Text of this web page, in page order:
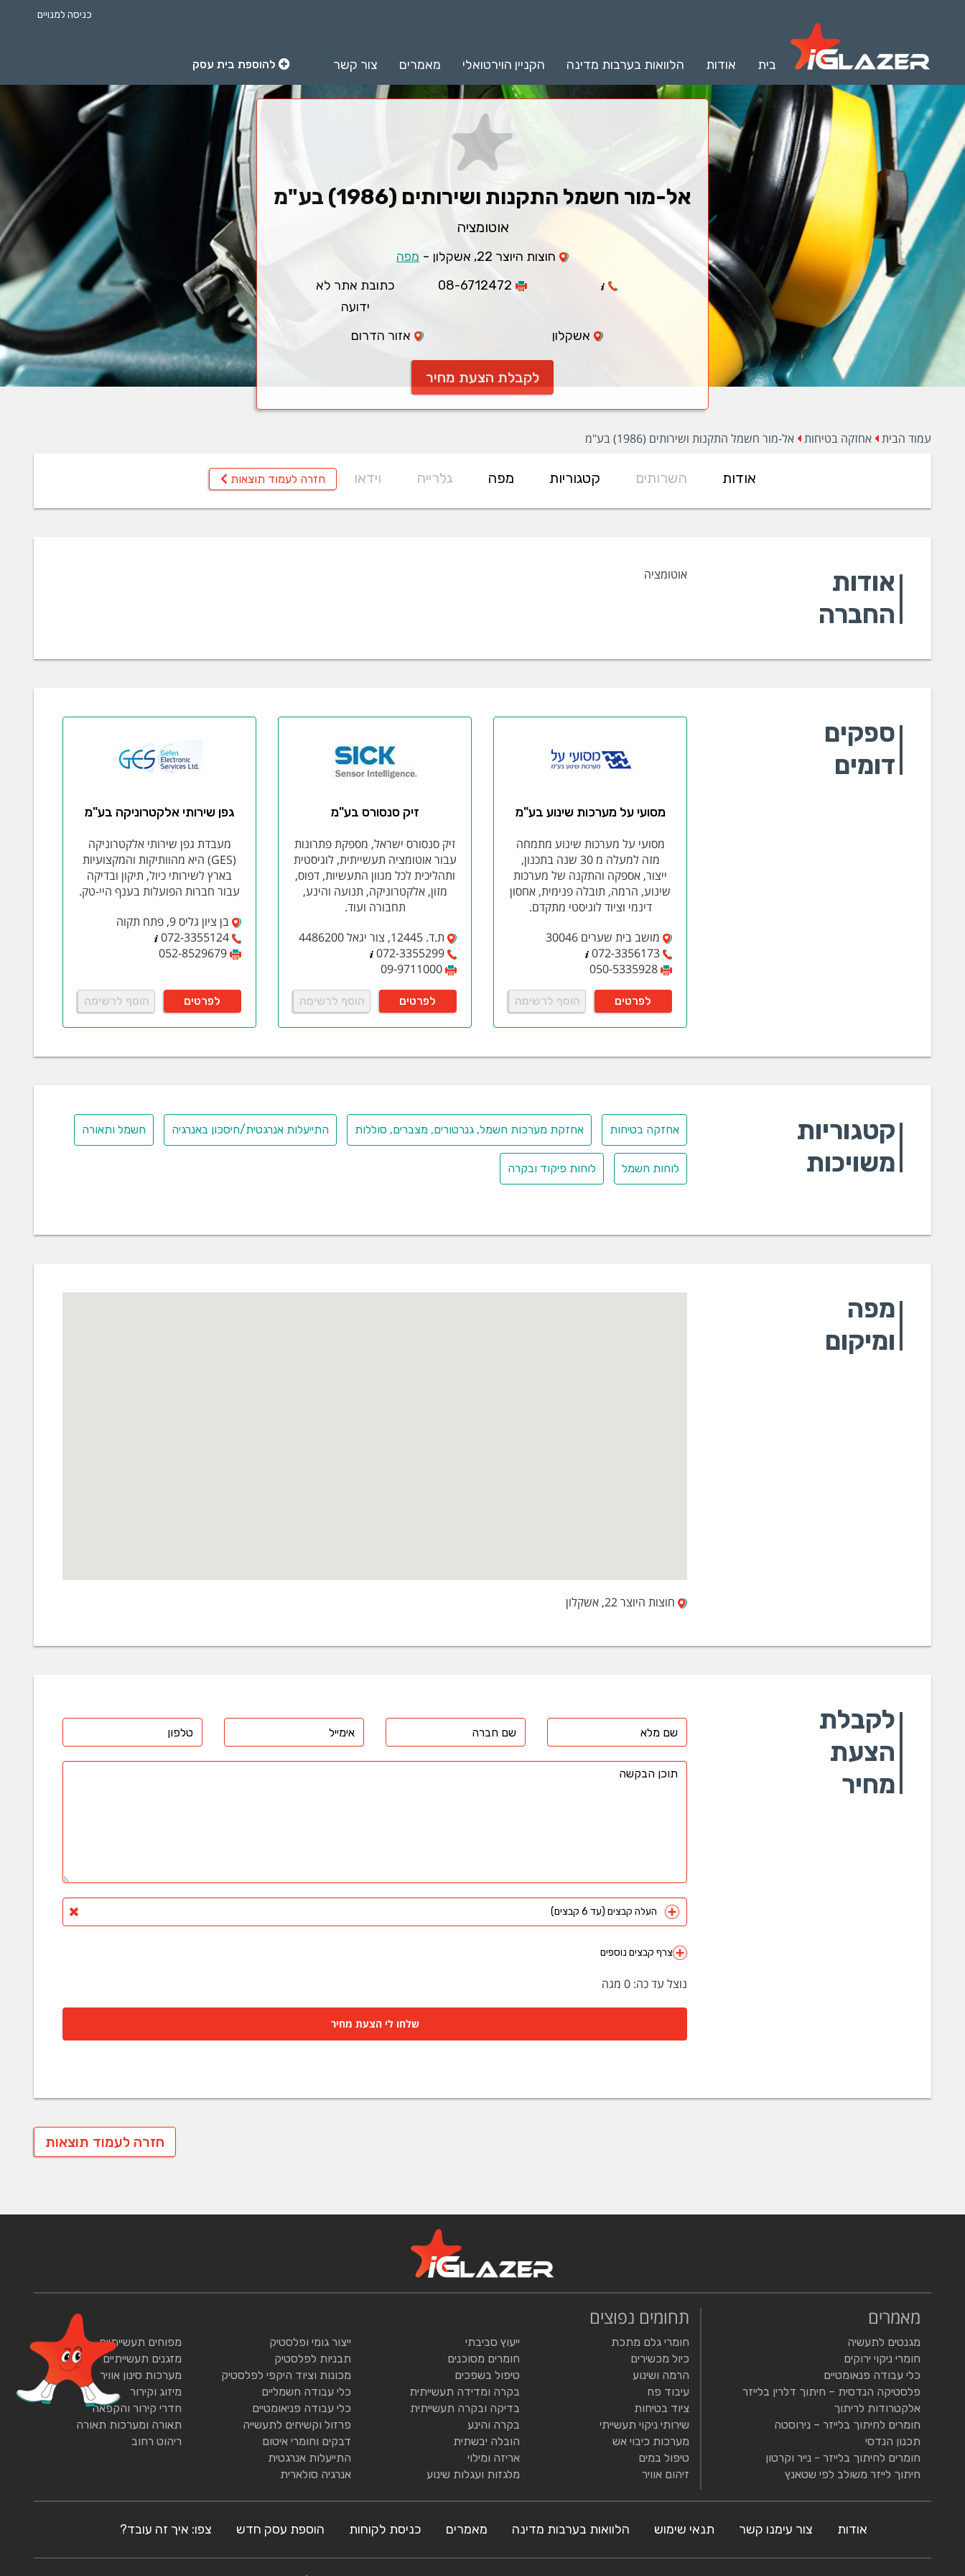
כניסה למנויים
בית אודות הלוואות בערבות מדינה הקניין הוירטואלי מאמרים צור קשר להוספת בית עסק
אל-מור חשמל התקנות ושירותים (1986) בע"מ
אוטומציה
חוצות היוצר 22, אשקלון - מפה
08-6712472
כתובת אתר לא
ידועה
אשקלון
אזור הדרום
לקבלת הצעת מחיר
עמוד הבית אחזקה בטיחות אל-מור חשמל התקנות ושירותים (1986) בע"מ
אודות השרותים קטגוריות מפה גלרייה וידאו חזרה לעמוד תוצאות
אודות
החברה
אוטומציה
ספקים
דומים
מסועי על מערכות שינוע בע"מ
מסועי על מערכות שינוע מתמחה
מזה למעלה מ 30 שנה בתכנון,
ייצור, אספקה והתקנה של מערכות
שינוע, הרמה, תובלה פנימית, אחסון
דינמי וציוד לוגיסטי מתקדם.
מושב בית שערים 30046
072-3356173
050-5335928
לפרטים הוסף לרשימה
זיק סנסורס בע"מ
זיק סנסורס ישראל, מספקת פתרונות
עבור אוטומציה תעשייתית, לוגיסטית
ותהליכית לכל מגוון התעשיות, דפוס,
מזון, אלקטרוניקה, תנועה והינע,
תחבורה ועוד.
ת.ד. 12445, צור יגאל 4486200
072-3355299
09-9711000
לפרטים הוסף לרשימה
גפן שירותי אלקטרוניקה בע"מ
מעבדת גפן שירותי אלקטרוניקה
(GES) היא מהוותיקות והמקצועיות
בארץ לשירותי כיול, תיקון ובדיקה
עבור חברות הפועלות בענף היי-טק.
בן ציון גליס 9, פתח תקוה
072-3355124
052-8529679
לפרטים הוסף לרשימה
קטגוריות
משויכות
אחזקה בטיחות אחזקת מערכות חשמל, גנרטורים, מצברים, סוללות התייעלות אנרגטית/חיסכון באנרגיה חשמל ותאורה
לוחות חשמל לוחות פיקוד ובקרה
מפה
ומיקום
חוצות היוצר 22, אשקלון
לקבלת
הצעת
מחיר
העלה קבצים (עד 6 קבצים)
צרף קבצים נוספים
נוצל עד כה: 0 מגה
שלחו לי הצעת מחיר
חזרה לעמוד תוצאות
מאמרים
מגנטים לתעשיה
חומרי ניקוי ירוקים
כלי עבודה פנאומטיים
פלסטיקה הנדסית – חיתוך דלרין בלייזר
אלקטרודות לריתוך
חומרים לחיתוך בלייזר – נירוסטה
תכנון הנדסי
חומרים לחיתוך בלייזר - נייר וקרטון
חיתוך לייזר משולב לפי שטאנץ
תחומים נפוצים
חומרי גלם מתכת
כיול מכשירים
הרמה ושינוע
עיבוד פח
ציוד בטיחות
שירותי ניקוי תעשייתי
מערכות כיבוי אש
טיפול במים
זיהום אוויר
ייעוץ סביבתי
חומרים מסוכנים
טיפול בשפכים
בקרה ומדידה תעשייתית
בדיקה ובקרה תעשייתית
בקרה והינע
הובלה יבשתית
אריזה ומילוי
מלגזות ועגלות שינוע
ייצור גומי ופלסטיק
תבניות לפלסטיק
מכונות וציוד היקפי לפלסטיק
כלי עבודה חשמליים
כלי עבודה פניאומטיים
פרזול וקשיחים לתעשייה
דבקים וחומרי איטום
התייעלות אנרגטית
אנרגיה סולארית
מפוחים תעשייתיים
מזגנים תעשייתיים
מערכות סינון אוויר
מיזוג וקירור
חדרי קירור והקפאה
תאורה ומערכות תאורה
ריהוט רחוב
אודות צור עימנו קשר תנאי שימוש הלוואות בערבות מדינה מאמרים כניסת לקוחות הוספת עסק חדש צפו: איך זה עובד?